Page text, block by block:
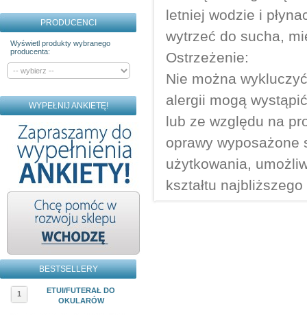
PRODUCENCI
Wyświetl produkty wybranego
producenta:
WYPEŁNIJ ANKIETĘ!
BESTSELLERY
1
ETUI/FUTERAŁ DO
OKULARÓW
letniej wodzie i
wytrzeć do sucha,
Ostrzeżenie:
Nie można
alergii mogą
lub ze względu na
oprawy wyposażone
użytkowania,
kształtu